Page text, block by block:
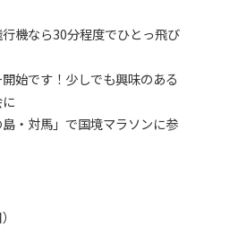
機なら30分程度でひとっ飛び
始です！少しでも興味のある
・対馬」で国境マラソンに参